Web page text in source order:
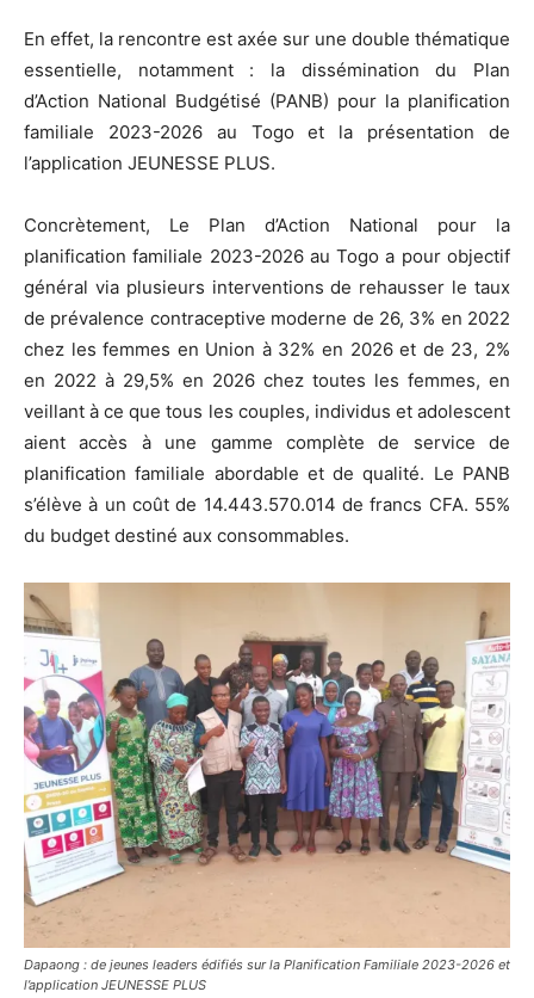
En effet, la rencontre est axée sur une double thématique
essentielle, notamment : la dissémination du Plan
d’Action National Budgétisé (PANB) pour la planification
familiale 2023-2026 au Togo et la présentation de
l’application JEUNESSE PLUS.
Concrètement, Le Plan d’Action National pour la
planification familiale 2023-2026 au Togo a pour objectif
général via plusieurs interventions de rehausser le taux
de prévalence contraceptive moderne de 26, 3% en 2022
chez les femmes en Union à 32% en 2026 et de 23, 2%
en 2022 à 29,5% en 2026 chez toutes les femmes, en
veillant à ce que tous les couples, individus et adolescent
aient accès à une gamme complète de service de
planification familiale abordable et de qualité. Le PANB
s’élève à un coût de 14.443.570.014 de francs CFA. 55%
du budget destiné aux consommables.
Dapaong : de jeunes leaders édifiés sur la Planification Familiale 2023-2026 et
l’application JEUNESSE PLUS